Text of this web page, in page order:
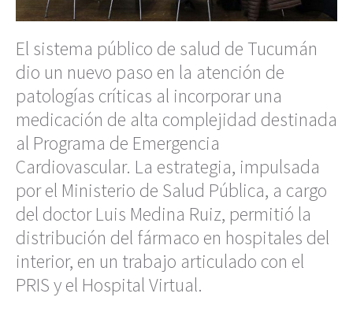
El sistema público de salud de Tucumán
dio un nuevo paso en la atención de
patologías críticas al incorporar una
medicación de alta complejidad destinada
al Programa de Emergencia
Cardiovascular. La estrategia, impulsada
por el Ministerio de Salud Pública, a cargo
del doctor Luis Medina Ruiz, permitió la
distribución del fármaco en hospitales del
interior, en un trabajo articulado con el
PRIS y el Hospital Virtual.